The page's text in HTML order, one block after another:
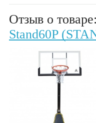
Отзыв о
Stand60P